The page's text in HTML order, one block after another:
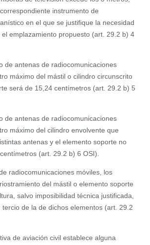
instrumento de
en el que se justifique la necesidad
emplazamiento propuesto (art. 29.2 b) 4
de antenas de radiocomunicaciones
máximo del mástil o cilindro circunscrito
será de 15,24 centímetros (art. 29.2 b) 5
de antenas de radiocomunicaciones
máximo del cilindro envolvente que
antenas y el elemento soporte no
(art. 29.2 b) 6 OSI).
radiocomunicaciones móviles, los
del mástil o elemento soporte
salvo imposibilidad técnica justificada,
de la de dichos elementos (art. 29.2
de aviación civil establece alguna